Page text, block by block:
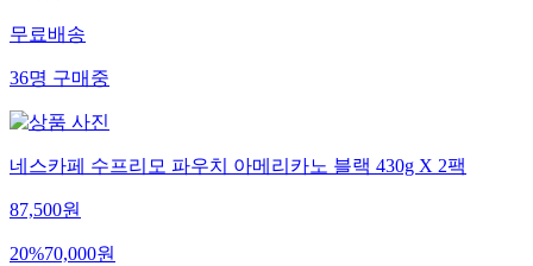
무료배송
36명 구매중
네스카페 수프리모 파우치 아메리카노 블랙 430g X 2팩
87,500원
20%70,000원